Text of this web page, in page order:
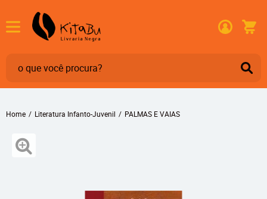
Home Literatura Infanto-Juvenil PALMAS E VAIAS